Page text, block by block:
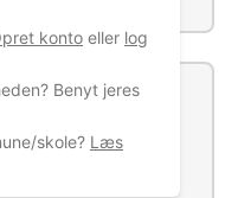
konto eller log
Benyt jeres
skole? Læs
–